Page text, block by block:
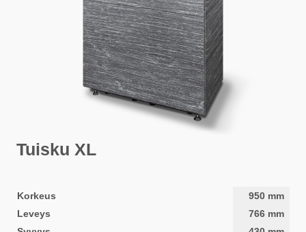
Tuisku XL
Korkeus 950 mm
Leveys
766 mm